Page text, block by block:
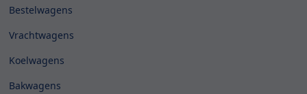
Bestelwagens
Vrachtwagens
Koelwagens
Bakwagens